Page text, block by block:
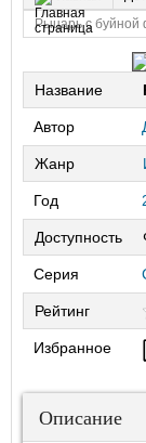
Рыцарь с буйной
Название
Автор
Жанр
Год
Доступность
Серия
Рейтинг
Избранное
Описание